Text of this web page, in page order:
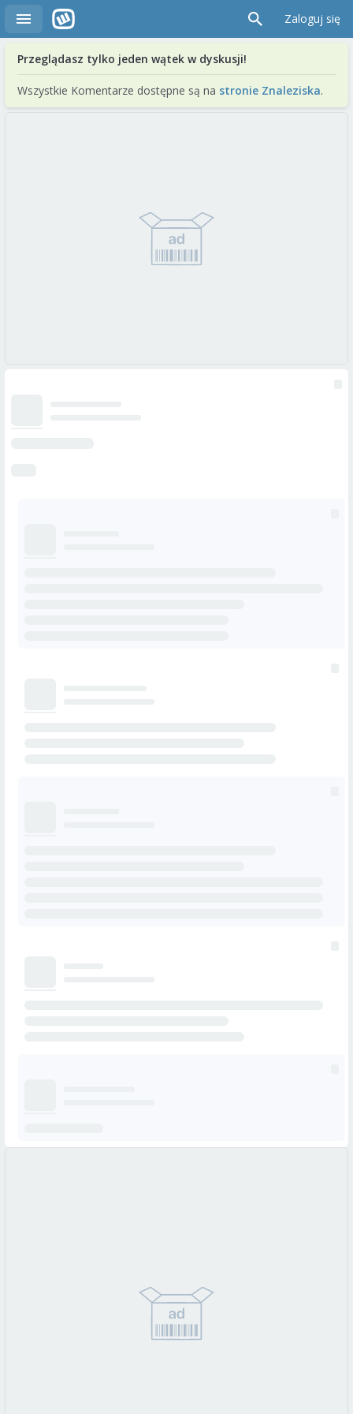
Zaloguj się
Przeglądasz tylko jeden wątek w dyskusji!
Wszystkie Komentarze dostępne są na stronie Znaleziska.